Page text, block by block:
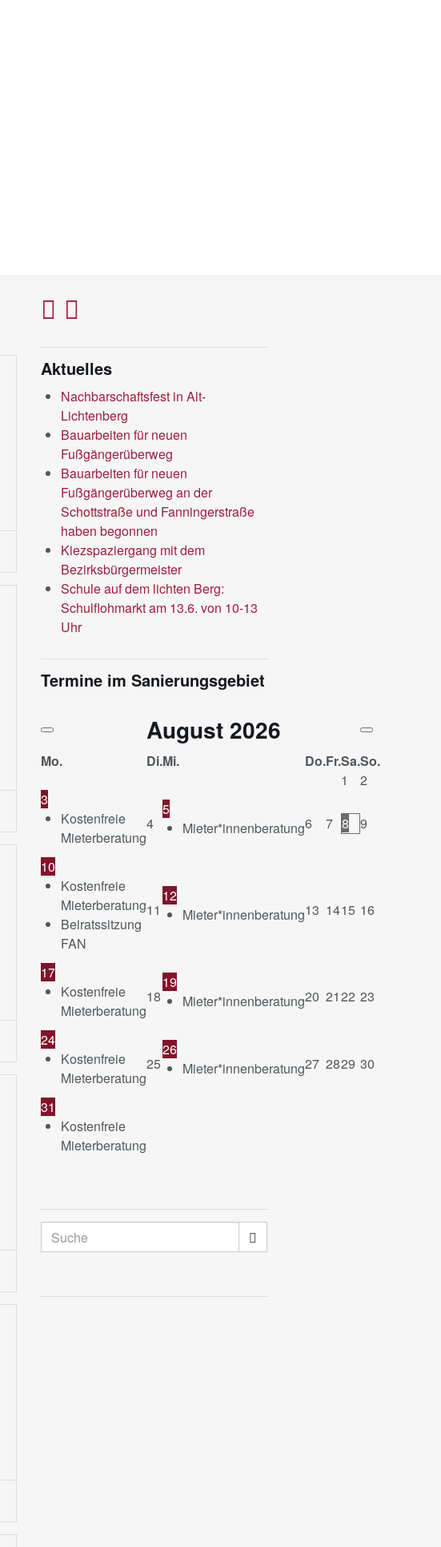
Aktuelles
Nachbarschaftsfest in Alt-
Lichtenberg
Bauarbeiten für neuen
Fußgängerüberweg
Bauarbeiten für neuen
Fußgängerüberweg an der
Schottstraße und Fanningerstraße
haben begonnen
Kiezspaziergang mit dem
Bezirksbürgermeister
Schule auf dem lichten Berg:
Schulflohmarkt am 13.6. von 10-13
Uhr
Termine im Sanierungsgebiet
August 2026
Mo. Di.Mi. Do.Fr.Sa.So.
1
2
3
Kostenfreie
Mieterberatung
4
5
Mieter*innenberatung6 7 8 9
10
Kostenfreie
Mieterberatung
Beiratssitzung
FAN
11
12
Mieter*innenberatung13 1415 16
17
Kostenfreie
Mieterberatung
18
19
Mieter*innenberatung20 2122 23
24
Kostenfreie
Mieterberatung
25
26
Mieter*innenberatung27 2829 30
31
Kostenfreie
Mieterberatung
Suche